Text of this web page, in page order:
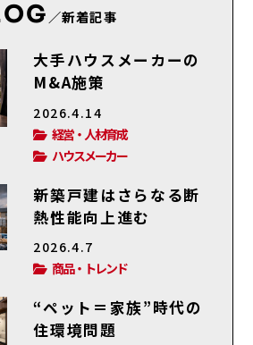
／新着記事
大手ハウスメーカーの
M&A施策
2026.4.14
経営・人材育成
ハウスメーカー
新築戸建はさらなる断
熱性能向上進む
2026.4.7
商品・トレンド
“ペット＝家族”時代の
住環境問題